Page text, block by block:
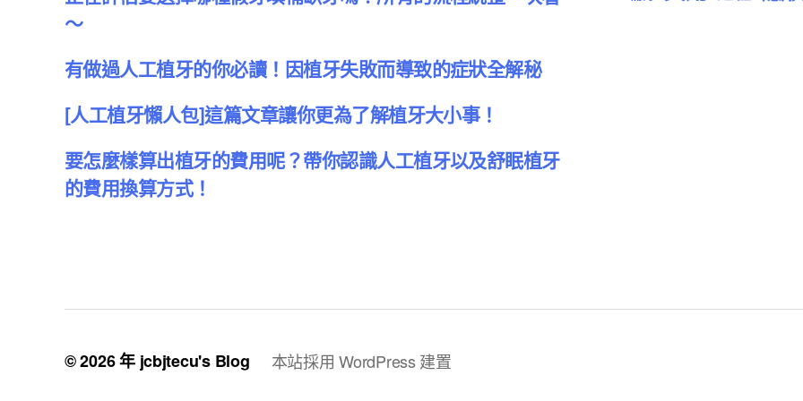
～
有做過人工植牙的你必讀！因植牙失敗而導致的症狀全解秘
[人工植牙懶人包]這篇文章讓你更為了解植牙大小事！
要怎麼樣算出植牙的費用呢？帶你認識人工植牙以及舒眠植牙
的費用換算方式！
© 2026 年 jcbjtecu's Blog 本站採用 WordPress 建置